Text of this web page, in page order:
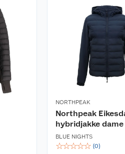
NORTHPEAK
Northpeak
hybridjakke dame
BLUE NIGHTS
☆☆☆☆☆ (0)